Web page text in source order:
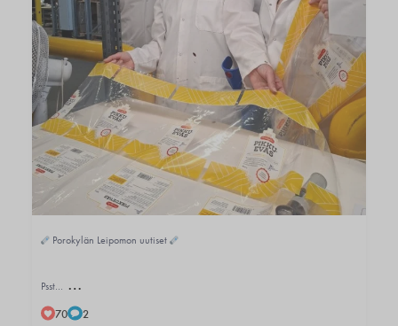
Porokylän Leipomon uutiset
Psst… …
70 2